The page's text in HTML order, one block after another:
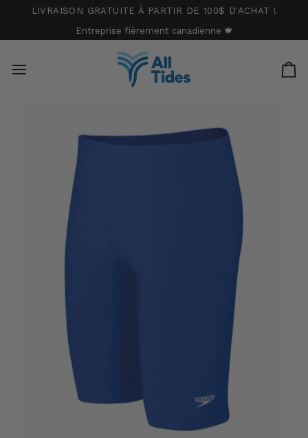
LIVRAISON GRATUITE À PARTIR DE 100$ D'ACHAT !
Entreprise fièrement canadienne 🍁